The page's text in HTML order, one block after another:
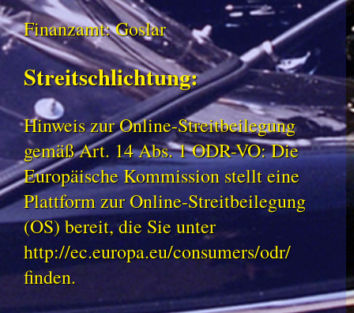
Finanzamt: Goslar
Streitschlichtung:
Hinweis zur Online-Streitbeilegung
gemäß Art. 14 Abs. 1 ODR-VO: Die
Europäische Kommission stellt eine
Plattform zur Online-Streitbeilegung
(OS) bereit, die Sie unter
http://ec.europa.eu/consumers/odr/
finden.